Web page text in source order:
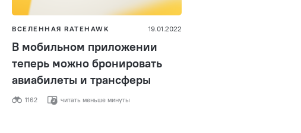
ВСЕЛЕННАЯ RATEHAWK 19.01.2022
В мобильном приложении
теперь можно бронировать
авиабилеты и трансферы
1162 читать меньше минуты